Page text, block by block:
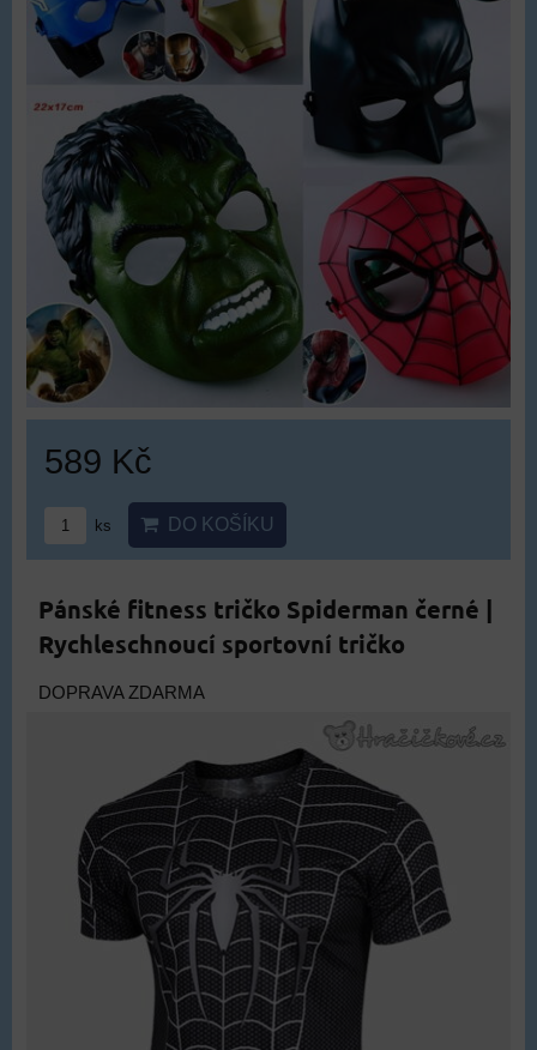
589 Kč
ks DO KOŠÍKU
Pánské fitness tričko Spiderman černé |
Rychleschnoucí sportovní tričko
DOPRAVA ZDARMA